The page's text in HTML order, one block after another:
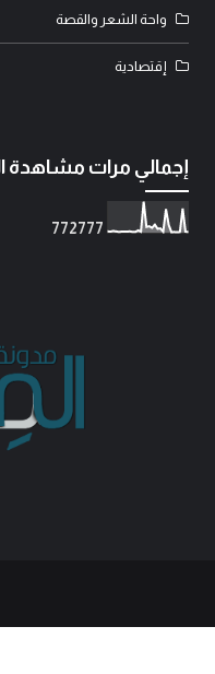
واحة الشعر والقصة
إقتصادية
إجمالي مرات مشاهدة
772777